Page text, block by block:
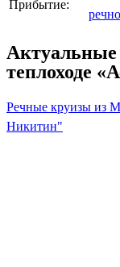
Прибытие:
теплоходе
Речные круизы из
Никитин"